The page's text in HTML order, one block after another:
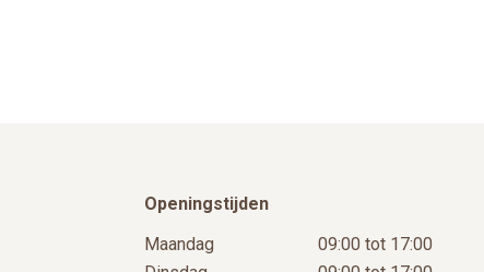
Openingstijden
Maandag
09:00 tot 17:00